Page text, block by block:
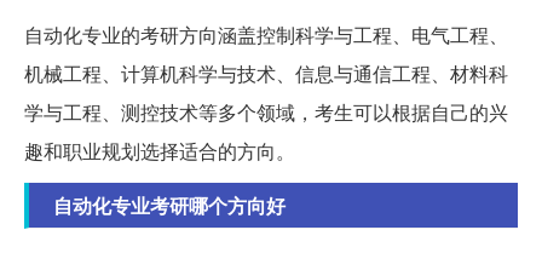
自动化专业的考研方向涵盖控制科学与工程、电气工程、
机械工程、计算机科学与技术、信息与通信工程、材料科
学与工程、测控技术等多个领域，考生可以根据自己的兴
趣和职业规划选择适合的方向。
自动化专业考研哪个方向好